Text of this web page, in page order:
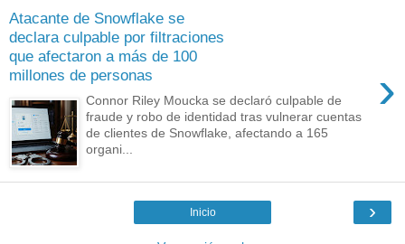
Atacante de Snowflake se
declara culpable por filtraciones
que afectaron a más de 100
millones de personas
›
Connor Riley Moucka se declaró culpable de
fraude y robo de identidad tras vulnerar cuentas
de clientes de Snowflake, afectando a 165
organi...
›
Inicio